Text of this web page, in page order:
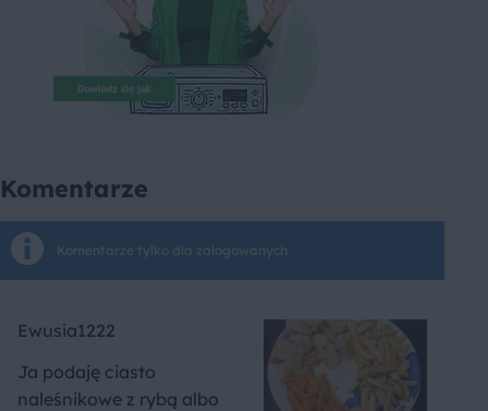
Komentarze
Komentarze tylko dla zalogowanych
Ewusia1222
Ja podaję ciasto
naleśnikowe z rybą albo